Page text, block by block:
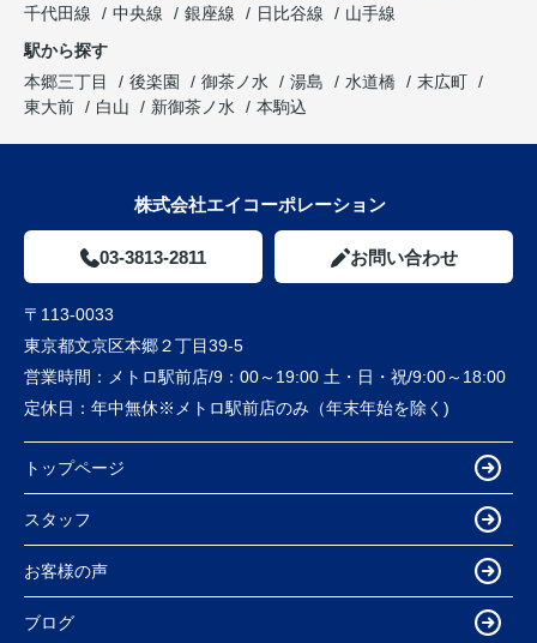
千代田線
中央線 銀座線 日比谷線
山手線
駅から探す
本郷三丁目
後楽園 御茶ノ水 湯島 水道橋
末広町
東大前
白山 新御茶ノ水 本駒込
株式会社エイコーポレーション
03-3813-2811 お問い合わせ
〒113-0033
東京都文京区本郷２丁目39-5
営業時間：
メトロ駅前店/9：00～19:00 土・日・祝/9:00～18:00
定休日： 年中無休※メトロ駅前店のみ（年末年始を除く)
トップページ
スタッフ
お客様の声
ブログ